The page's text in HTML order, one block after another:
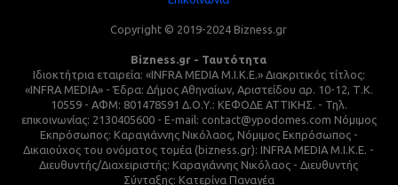
Copyright © 2019-2024 Bizness.gr
Bizness.gr - Ταυτότητα
Ιδιοκτήτρια εταιρεία: «INFRA MEDIA M.I.K.E.» Διακριτικός τίτλος:
«INFRA MEDIA» - Έδρα: Δήμος Αθηναίων, Αριστείδου αρ. 10-12, Τ.Κ.
10559 - ΑΦΜ: 801478591 Δ.Ο.Υ.: ΚΕΦΟΔΕ ΑΤΤΙΚΗΣ. - Τηλ.
επικοινωνίας: 2130405600 - E-mail: contact@ypodomes.com Νόμιμος
Εκπρόσωπος: Καραγιάννης Νικόλαος, Νόμιμος Εκπρόσωπος -
Δικαιούχος του ονόματος τομέα (bizness.gr): INFRA MEDIA M.I.K.E. -
Διευθυντής/Διαχειριστής: Καραγιάννης Νικόλαος - Διευθυντής
Σύνταξης: Κατερίνα Παναγέα